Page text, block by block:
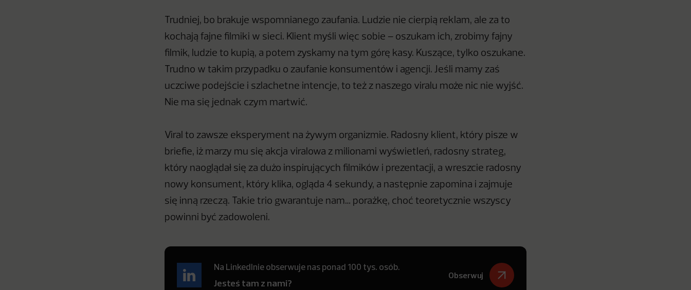
Trudniej, bo brakuje wspomnianego zaufania. Ludzie nie cierpią reklam, ale za to
kochają fajne filmiki w sieci. Klient myśli więc sobie – oszukam ich, zrobimy fajny
filmik, ludzie to kupią, a potem zyskamy na tym górę kasy. Kuszące, tylko oszukane.
Trudno w takim przypadku o zaufanie konsumentów i agencji. Jeśli mamy zaś
uczciwe podejście i szlachetne intencje, to też z naszego viralu może nic nie wyjść.
Nie ma się jednak czym martwić.
Viral to zawsze eksperyment na żywym organizmie. Radosny klient, który pisze w
briefie, iż marzy mu się akcja viralowa z milionami wyświetleń, radosny strateg,
który naoglądał się za dużo inspirujących filmików i prezentacji, a wreszcie radosny
nowy konsument, który klika, ogląda 4 sekundy, a następnie zapomina i zajmuje
się inną rzeczą. Takie trio gwarantuje nam… porażkę, choć teoretycznie wszyscy
powinni być zadowoleni.
Na LinkedInie obserwuje nas ponad 100 tys. osób.
Jesteś tam z nami?
Obserwuj